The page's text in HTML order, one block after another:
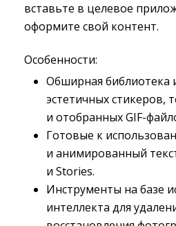
вставьте в целевое
оформите свой контент.
Особенности:
Обширная библиотека
эстетичных стикеров,
и отобранных GIF-
Готовые к
и анимированный
и Stories.
Инструменты на базе
интеллекта для